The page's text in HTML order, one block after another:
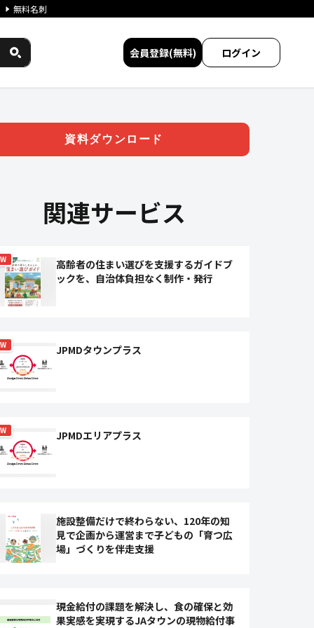
無料名刺
会員登録(無料) ログイン
資料ダウンロード
関連サービス
高齢者の住まい選びを支援するガイドブ
ックを、自治体負担なく制作・発行
JPMDタウンプラス
JPMDエリアプラス
施設整備だけで終わらない、120年の知
見で企画から運営まで子どもの「育つ広
場」づくりを伴走支援
現金給付の課題を解決し、食の確保と効
果実感を実現するJAタウンの現物給付事